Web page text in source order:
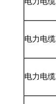
电力电缆
电力电缆